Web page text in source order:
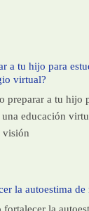
a tu hijo para
virtual?
preparar a tu hijo
educación
visión
la autoestima de
fortalecer la